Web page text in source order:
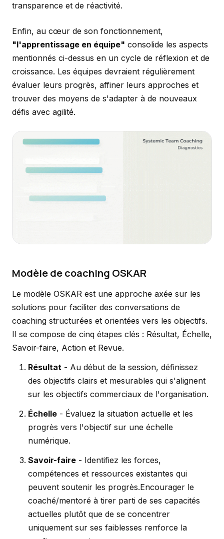
transparence et de réactivité.
Enfin, au cœur de son fonctionnement,
"l'apprentissage en équipe" consolide les aspects
mentionnés ci-dessus en un cycle de réflexion et de
croissance. Les équipes devraient régulièrement
évaluer leurs progrès, affiner leurs approches et
trouver des moyens de s'adapter à de nouveaux
défis avec agilité.
Modèle de coaching OSKAR
Le modèle OSKAR est une approche axée sur les
solutions pour faciliter des conversations de
coaching structurées et orientées vers les objectifs.
Il se compose de cinq étapes clés : Résultat, Échelle,
Savoir-faire, Action et Revue.
Résultat - Au début de la session, définissez
des objectifs clairs et mesurables qui s'alignent
sur les objectifs commerciaux de l'organisation.
Échelle - Évaluez la situation actuelle et les
progrès vers l'objectif sur une échelle
numérique.
Savoir-faire - Identifiez les forces,
compétences et ressources existantes qui
peuvent soutenir les progrès.Encourager le
coaché/mentoré à tirer parti de ses capacités
actuelles plutôt que de se concentrer
uniquement sur ses faiblesses renforce la